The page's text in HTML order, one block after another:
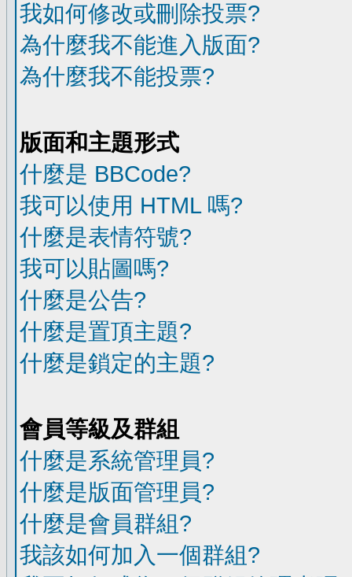
我如何修改或刪除投票?
為什麼我不能進入版面?
為什麼我不能投票?
版面和主題形式
什麼是 BBCode?
我可以使用 HTML 嗎?
什麼是表情符號?
我可以貼圖嗎?
什麼是公告?
什麼是置頂主題?
什麼是鎖定的主題?
會員等級及群組
什麼是系統管理員?
什麼是版面管理員?
什麼是會員群組?
我該如何加入一個群組?